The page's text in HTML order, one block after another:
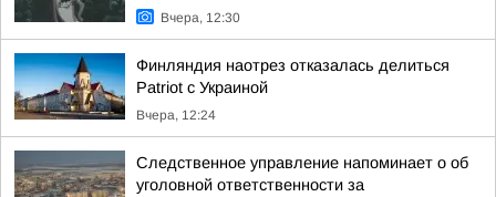
Вчера, 12:30
Финляндия наотрез отказалась делиться
Patriot с Украиной
Вчера, 12:24
Следственное управление напоминает о об
уголовной ответственности за